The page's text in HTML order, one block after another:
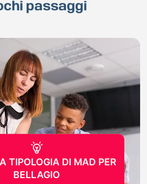
passaggi
TIPOLOGIA DI MAD PER
BELLAGIO